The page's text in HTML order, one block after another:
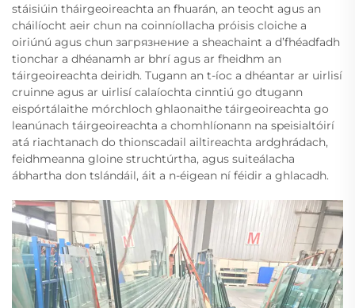
stáisiúin tháirgeoireachta an fhuarán, an teocht agus an
cháilíocht aeir chun na coinníollacha próisis cloiche a
oiriúnú agus chun загрязнение a sheachaint a d’fhéadfadh
tionchar a dhéanamh ar bhrí agus ar fheidhm an
táirgeoireachta deiridh. Tugann an t-íoc a dhéantar ar uirlisí
cruinne agus ar uirlisí calaíochta cinntiú go dtugann
eispórtálaithe mórchloch ghlaonaithe táirgeoireachta go
leanúnach táirgeoireachta a chomhlíonann na speisialtóirí
atá riachtanach do thionscadail ailtireachta ardghrádach,
feidhmeanna gloine struchtúrtha, agus suiteálacha
ábhartha don tslándáil, áit a n-éigean ní féidir a ghlacadh.